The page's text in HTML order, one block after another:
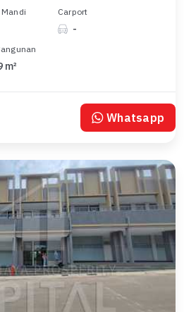
Carport
-
m²
Whatsapp